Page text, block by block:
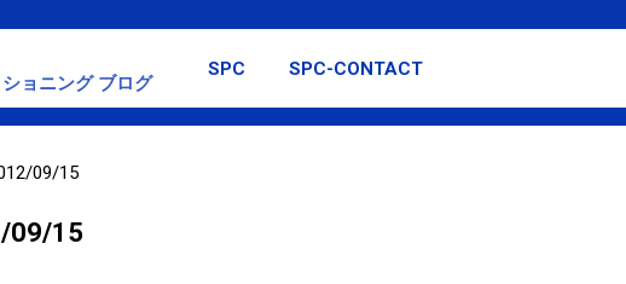
スキップしてメイン コンテンツに移動
ョニング ブログ
SPC SPC-CONTACT
09/15
09/15